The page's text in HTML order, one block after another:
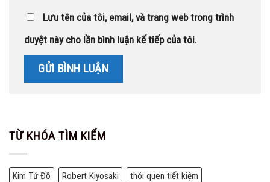
Lưu tên của tôi, email, và trang web trong trình
duyệt này cho lần bình luận kế tiếp của tôi.
TỪ KHÓA TÌM KIẾM
Kim Tứ Đồ Robert Kiyosaki
thói quen tiết kiệm